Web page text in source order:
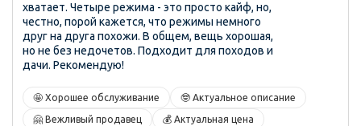
хватает. Четыре режима - это просто кайф, но,
честно, порой кажется, что режимы немного
друг на друга похожи. В общем, вещь хорошая,
но не без недочетов. Подходит для походов и
дачи. Рекомендую!
🤩 Хорошее обслуживание 🤓 Актуальное описание
🤗 Вежливый продавец 💰 Актуальная цена